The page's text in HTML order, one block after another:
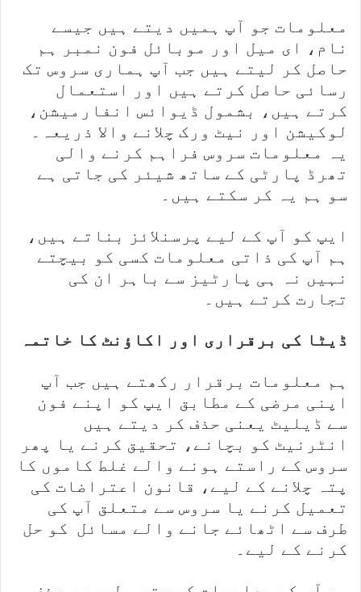
معلومات جو آپ ہمیں دیتے ہیں جیسے
نام، ای میل اور موبائل فون نمبر ہم
حاصل کر لیتے ہیں جب آپ ہماری سروس تک
رسائی حاصل کرتے ہیں اور استعمال
کرتے ہیں، بشمول ڈیوائس انفارمیشن،
لوکیشن اور نیٹ ورک چلانے والا ذریعہ۔
یہ معلومات سروس فراہم کرنے والی
تھرڈ پارٹی کے ساتھ شیئر کی جاتی ہے
سو ہم یہ کر سکتے ہیں۔
ایپ کو آپ کے لیے پرسنلائز بناتے ہیں،
ہم آپ کی ذاتی معلومات کسی کو بیچتے
نہیں نہ ہی پارٹیز سے باہر ان کی
تجارت کرتے ہیں۔
ڈیٹا کی برقراری اور اکاؤنٹ کا خاتمہ
ہم معلومات برقرار رکھتے ہیں جب آپ
اپنی مرضی کے مطابق ایپ کو اپنے فون
سے ڈیلیٹ یعنی حذف کر دیتے ہیں
انٹرنیٹ کو بچانے، تحقیق کرنے یا پھر
سروس کے راستے ہونے والے غلط کاموں کا
پتہ چلانے کے لیے، قانون اعتراضات کی
تعمیل کرنے یا سروس سے متعلق آپ کی
طرف سے اٹھائے جانے والے مسائل کو حل
کرنے کے لیے۔